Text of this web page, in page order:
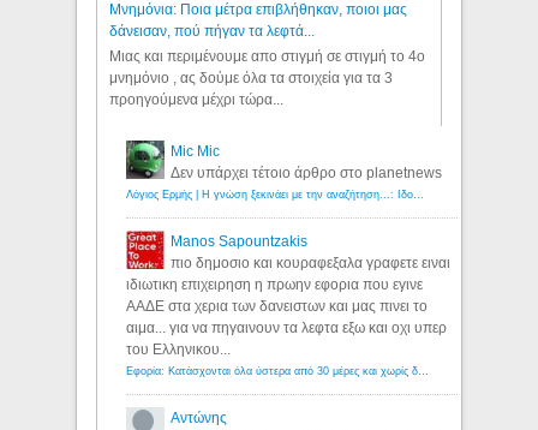
Μνημόνια: Ποια μέτρα επιβλήθηκαν, ποιοι μας
δάνεισαν, πού πήγαν τα λεφτά...
Μιας και περιμένουμε απο στιγμή σε στιγμή το 4ο
μνημόνιο , ας δούμε όλα τα στοιχεία για τα 3
προηγούμενα μέχρι τώρα...
Mic Mic
Δεν υπάρχει τέτοιο άρθρο στο planetnews
Λόγιος Ερμής | Η γνώση ξεκινάει με την αναζήτηση...: Ιδού οι 18 που χρωστούν 11 δις ευρώ!
Manos Sapountzakis
πιο δημοσιο και κουραφεξαλα γραφετε ειναι
ιδιωτικη επιχειρηση η πρωην εφορια που εγινε
ΑΑΔΕ στα χερια των δανειστων και μας πινει το
αιμα... για να πηγαινουν τα λεφτα εξω και οχι υπερ
του Ελληνικου...
Εφορία: Κατάσχονται όλα ύστερα από 30 μέρες και χωρίς δικαστικές αποφάσεις - Λόγιος Ερμής
Αντώνης